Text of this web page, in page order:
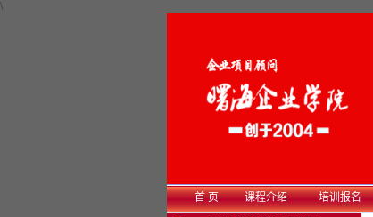
\
首 页
课程介绍 培训报名